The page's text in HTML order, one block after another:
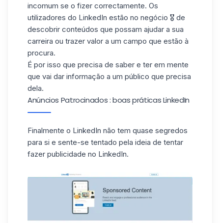
incomum se o fizer correctamente. Os
utilizadores do LinkedIn estão no negócio 🎖️ de
descobrir conteúdos que possam ajudar a sua
carreira ou trazer valor a um campo que estão à
procura.
É por isso que precisa de saber e ter em mente
que vai dar informação a um público que precisa
dela.
Anúncios Patrocinados : boas práticas LinkedIn
Finalmente o LinkedIn não tem quase segredos
para si e sente-se tentado pela ideia de tentar
fazer publicidade no LinkedIn.